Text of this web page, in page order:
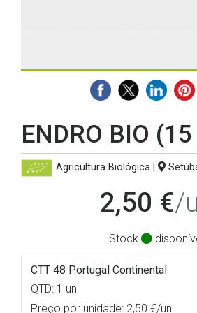
ENDRO BIO
Agricultura Biológica|
2,50 €/
Stock
CTT 48 Portugal Continental
QTD: 1 un
Preço por unidade: 2,50 €/un